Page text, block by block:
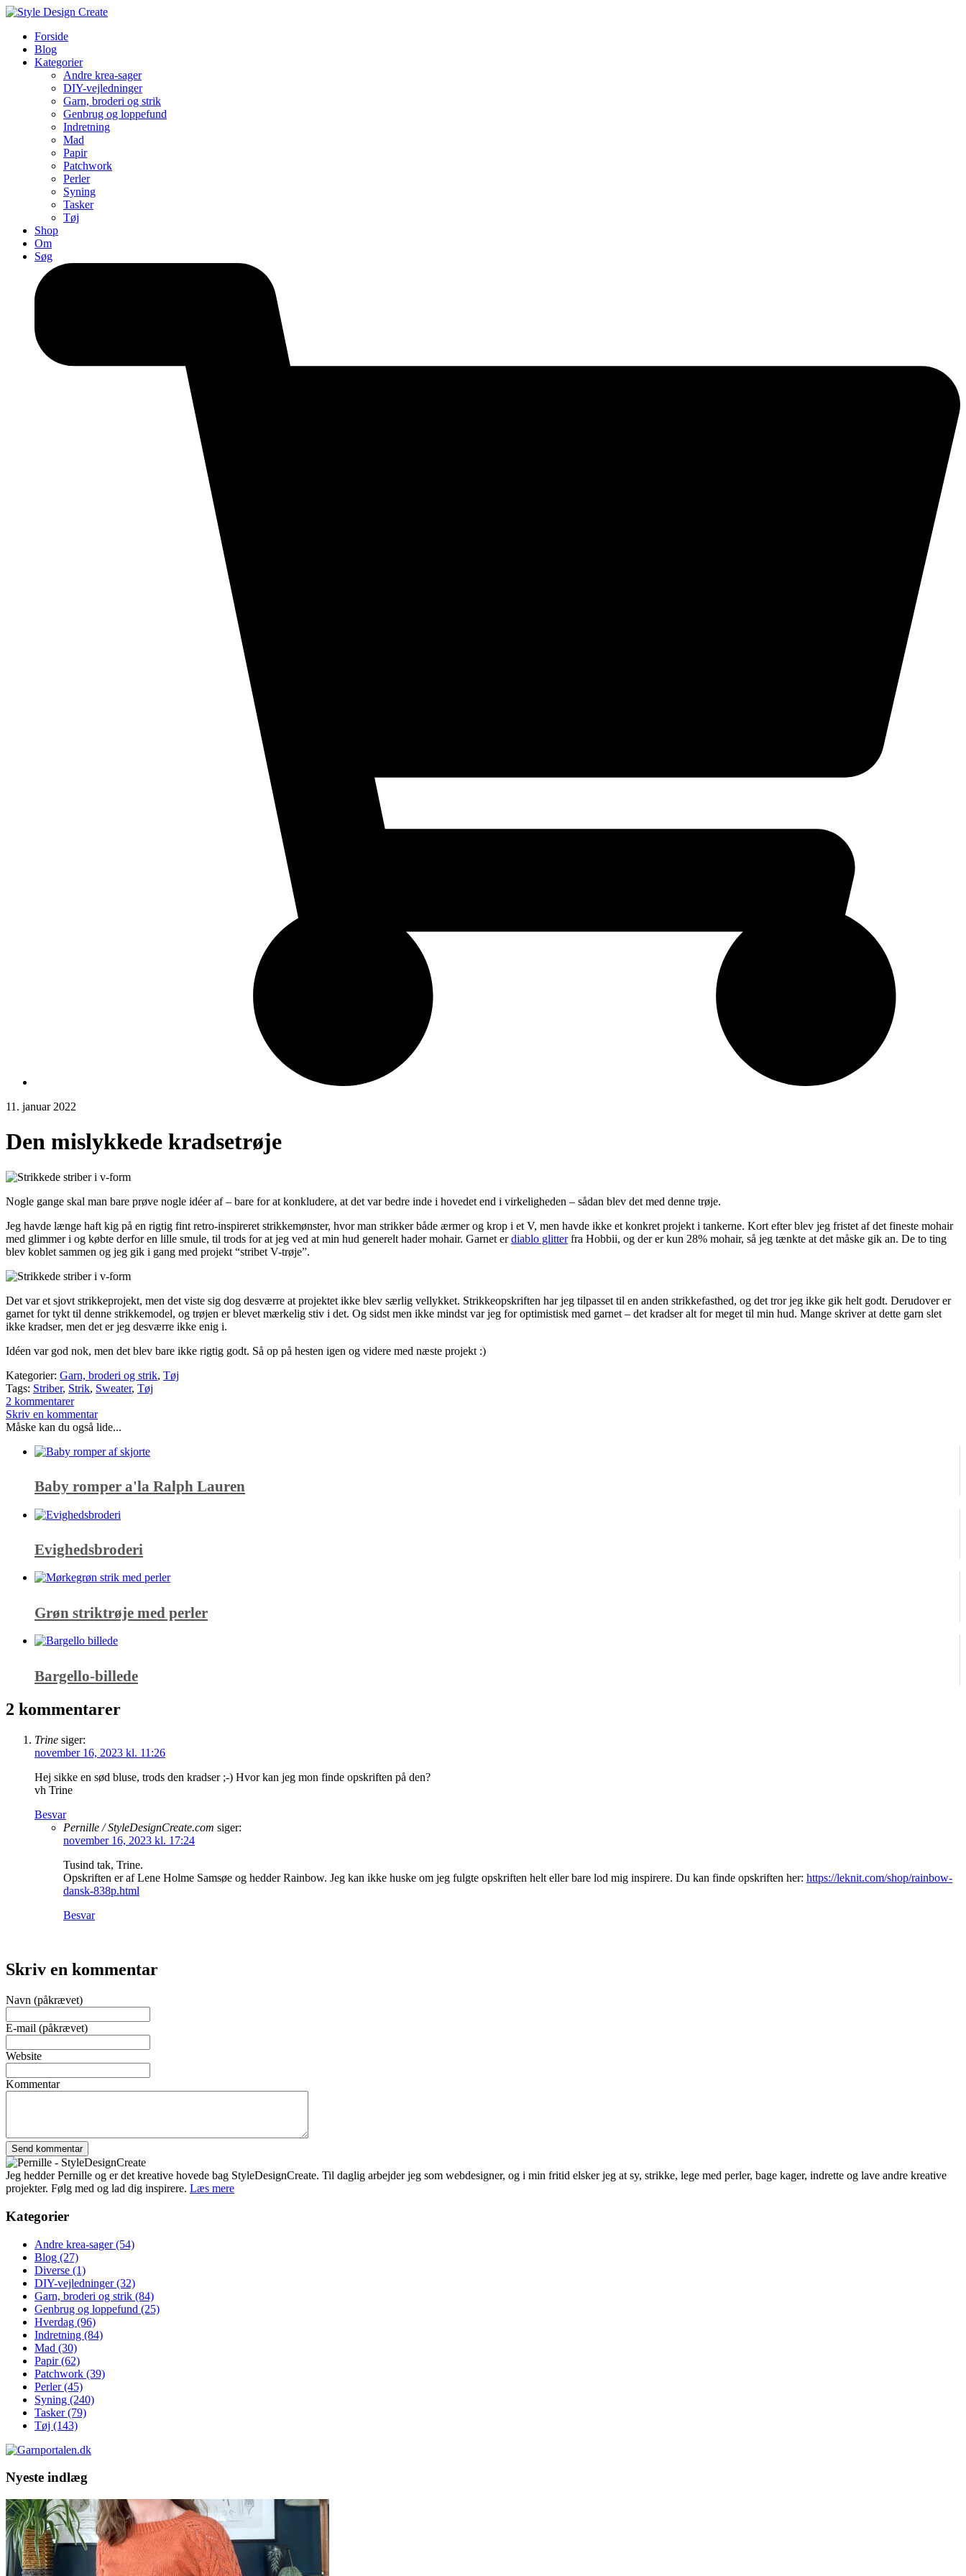
Forside
Blog
Kategorier
Andre krea-sager
DIY-vejledninger
Garn, broderi og strik
Genbrug og loppefund
Indretning
Mad
Papir
Patchwork
Perler
Syning
Tasker
Tøj
Shop
Om
Søg
11. januar 2022
Den mislykkede kradsetrøje
Nogle gange skal man bare prøve nogle idéer af – bare for at konkludere, at det var bedre inde i hovedet end i virkeligheden – sådan blev det med denne trøje.
Jeg havde længe haft kig på en rigtig fint retro-inspireret strikkemønster, hvor man strikker både ærmer og krop i et V, men havde ikke et konkret projekt i tankerne. Kort efter blev jeg fristet af det fineste mohair
med glimmer i og købte derfor en lille smule, til trods for at jeg ved at min hud generelt hader mohair. Garnet erdiablo glitterfra Hobbii, og der er kun 28% mohair, så jeg tænkte at det måske gik an. De to ting
blev koblet sammen og jeg gik i gang med projekt “stribet V-trøje”.
Det var et sjovt strikkeprojekt, men det viste sig dog desværre at projektet ikke blev særlig vellykket. Strikkeopskriften har jeg tilpasset til en anden strikkefasthed, og det tror jeg ikke gik helt godt. Derudover er
garnet for tykt til denne strikkemodel, og trøjen er blevet mærkelig stiv i det. Og sidst men ikke mindst var jeg for optimistisk med garnet – det kradser alt for meget til min hud. Mange skriver at dette garn slet
ikke kradser, men det er jeg desværre ikke enig i.
Idéen var god nok, men det blev bare ikke rigtig godt. Så op på hesten igen og videre med næste projekt :)
Kategorier: Garn, broderi og strik, Tøj
Tags: Striber, Strik, Sweater, Tøj
2 kommentarer
Skriv en kommentar
Måske kan du også lide...
Baby romper a'la Ralph Lauren
Evighedsbroderi
Grøn striktrøje med perler
Bargello-billede
2 kommentarer
Trine siger:
november 16, 2023 kl. 11:26
Hej sikke en sød bluse, trods den kradser ;-) Hvor kan jeg mon finde opskriften på den?
vh Trine
Besvar
Pernille / StyleDesignCreate.com siger:
november 16, 2023 kl. 17:24
Tusind tak, Trine.
Opskriften er af Lene Holme Samsøe og hedder Rainbow. Jeg kan ikke huske om jeg fulgte opskriften helt eller bare lod mig inspirere. Du kan finde opskriften her: https://leknit.com/shop/rainbow-
dansk-838p.html
Besvar
Skriv en kommentar
Navn (påkrævet)
E-mail (påkrævet)
Website
Kommentar
Jeg hedder Pernille og er det kreative hovede bag StyleDesignCreate. Til daglig arbejder jeg som webdesigner, og i min fritid elsker jeg at sy, strikke, lege med perler, bage kager, indrette og lave andre kreative
projekter. Følg med og lad dig inspirere. Læs mere
Kategorier
Andre krea-sager(54)
Blog (27)
Diverse (1)
DIY-vejledninger(32)
Garn, broderi og strik (84)
Genbrug og loppefund (25)
Hverdag (96)
Indretning (84)
Mad (30)
Papir(62)
Patchwork (39)
Perler(45)
Syning (240)
Tasker(79)
Tøj (143)
Nyeste indlæg